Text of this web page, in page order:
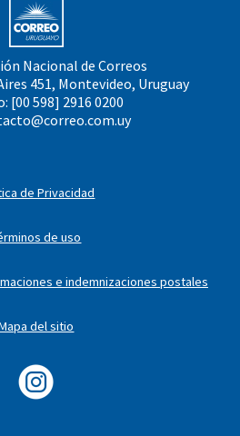
Nacional de Correos
451, Montevideo, Uruguay
[00 598] 2916 0200
de Privacidad
de uso
e indemnizaciones postales
del sitio